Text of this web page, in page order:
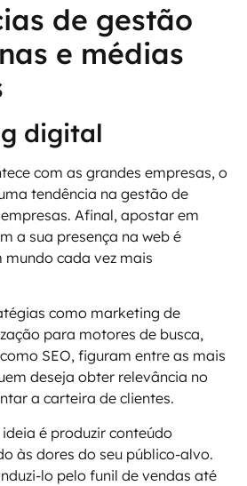
de gestão
e médias
digital
com as grandes empresas, o
tendência na gestão de
Afinal, apostar em
a sua presença na web é
cada vez mais
como marketing de
para motores de busca,
SEO, figuram entre as mais
deseja obter relevância no
a carteira de clientes.
é produzir conteúdo
às dores do seu público-alvo.
lo pelo funil de vendas até